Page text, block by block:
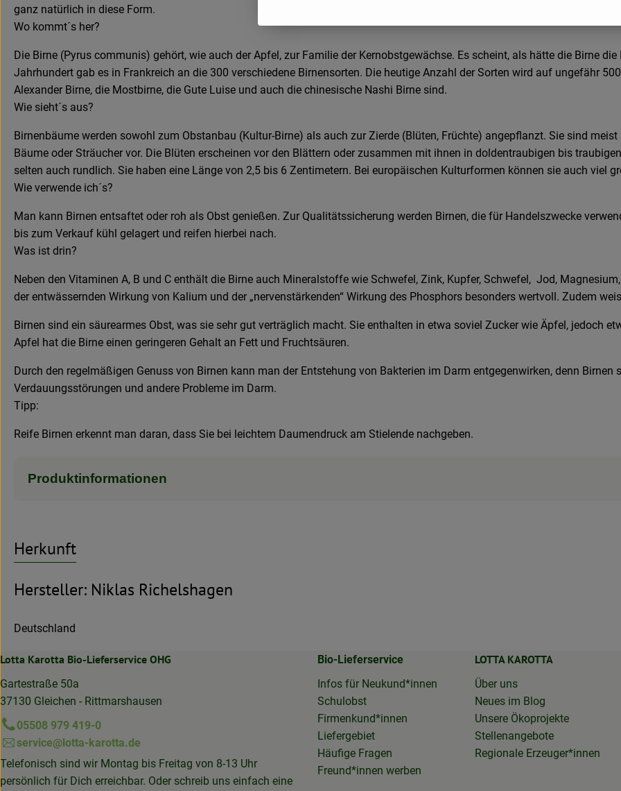
ganz natürlich in diese Form.
Wo kommt´s her?
Die Birne (Pyrus communis) gehört, wie auch der Apfel, zur Familie der Kernobstgewächse. Es scheint, als hätte die Birne
Jahrhundert gab es in Frankreich an die 300 verschiedene Birnensorten. Die heutige Anzahl der Sorten wird auf ungefähr
Alexander Birne, die Mostbirne, die Gute Luise und auch die chinesische Nashi Birne sind.
Wie sieht´s aus?
Birnenbäume werden sowohl zum Obstanbau (Kultur-Birne) als auch zur Zierde (Blüten, Früchte) angepflanzt. Sie sind
Bäume oder Sträucher vor. Die Blüten erscheinen vor den Blättern oder zusammen mit ihnen in doldentraubigen bis
selten auch rundlich. Sie haben eine Länge von 2,5 bis 6 Zentimetern. Bei europäischen Kulturformen können sie auch viel
Wie verwende ich´s?
Man kann Birnen entsaftet oder roh als Obst genießen. Zur Qualitätssicherung werden Birnen, die für Handelszwecke
bis zum Verkauf kühl gelagert und reifen hierbei nach.
Was ist drin?
Neben den Vitaminen A, B und C enthält die Birne auch Mineralstoffe wie Schwefel, Zink, Kupfer, Schwefel, Jod,
der entwässernden Wirkung von Kalium und der „nervenstärkenden“ Wirkung des Phosphors besonders wertvoll. Zudem
Birnen sind ein säurearmes Obst, was sie sehr gut verträglich macht. Sie enthalten in etwa soviel Zucker wie Äpfel, jedoch
Apfel hat die Birne einen geringeren Gehalt an Fett und Fruchtsäuren.
Durch den regelmäßigen Genuss von Birnen kann man der Entstehung von Bakterien im Darm entgegenwirken, denn Birnen
Verdauungsstörungen und andere Probleme im Darm.
Tipp:
Reife Birnen erkennt man daran, dass Sie bei leichtem Daumendruck am Stielende nachgeben.
Produktinformationen
Herkunft
Hersteller: Niklas Richelshagen
Deutschland
Lotta Karotta Bio-Lieferservice OHG
Gartestraße 50a
37130 Gleichen - Rittmarshausen
05508 979 419-0
service@lotta-karotta.de
Telefonisch sind wir Montag bis Freitag von 8-13 Uhr
persönlich für Dich erreichbar. Oder schreib uns einfach eine
Bio-Lieferservice
Infos für Neukund*innen
Schulobst
Firmenkund*innen
Liefergebiet
Häufige Fragen
Freund*innen werben
LOTTA KAROTTA
Über uns
Neues im Blog
Unsere Ökoprojekte
Stellenangebote
Regionale Erzeuger*innen